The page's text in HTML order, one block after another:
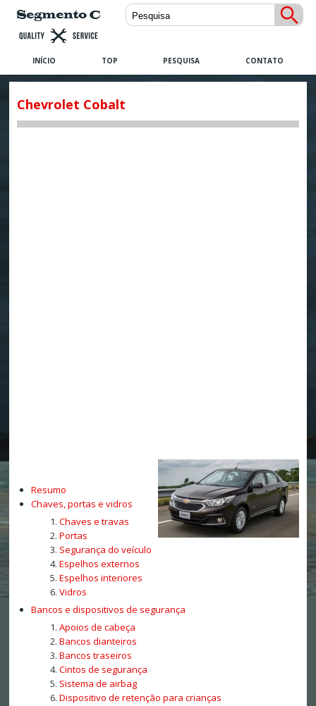
INÍCIO TOP PESQUISA CONTATO
Chevrolet Cobalt
Resumo
Chaves, portas e vidros
Chaves e travas
Portas
Segurança do veículo
Espelhos externos
Espelhos interiores
Vidros
Bancos e dispositivos de segurança
Apoios de cabeça
Bancos dianteiros
Bancos traseiros
Cintos de segurança
Sistema de airbag
Dispositivo de retenção para crianças